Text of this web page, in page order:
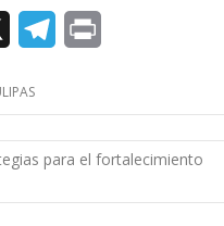
e
n
para el fortalecimiento